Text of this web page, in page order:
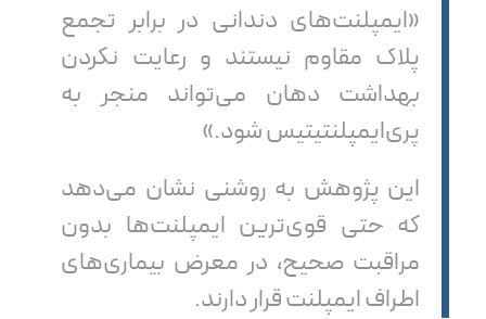
«ایمپلنت‌های دندانی در برابر تجمع
پلاک مقاوم نیستند و رعایت نکردن
بهداشت دهان می‌تواند منجر به
پری‌ایمپلنتیتیس شود.»
این پژوهش به روشنی نشان می‌دهد
که حتی قوی‌ترین ایمپلنت‌ها بدون
مراقبت صحیح، در معرض بیماری‌های
اطراف ایمپلنت قرار دارند.